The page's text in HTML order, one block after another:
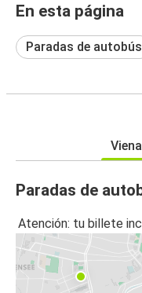
En esta página
Paradas de autobús
Viena
Paradas de
Atención: tu billete